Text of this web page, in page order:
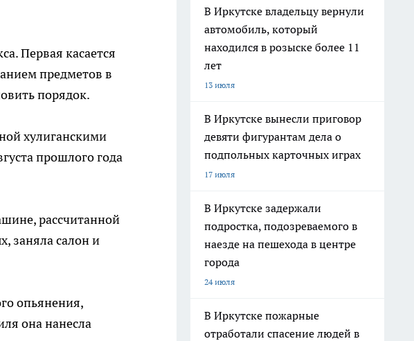
Первая касается
предметов в
порядок.
хулиганскими
прошлого года
рассчитанной
заняла салон и
опьянения,
она нанесла
В Иркутске владельцу вернули
автомобиль, который
находился в розыске более 11
лет
13 июля
В Иркутске вынесли приговор
девяти фигурантам дела о
подпольных карточных играх
17 июля
В Иркутске задержали
подростка, подозреваемого в
наезде на пешехода в центре
города
24 июля
В Иркутске пожарные
отработали спасение людей в